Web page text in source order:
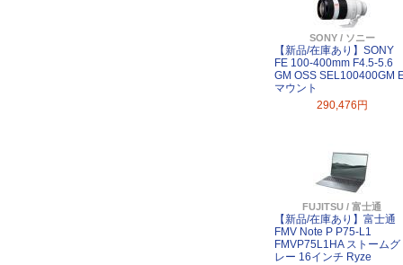
SONY / ソニー
【新品/在庫あり】SONY
FE 100-400mm F4.5-5.6
GM OSS SEL100400GM
マウント
290,476円
FUJITSU / 富士通
【新品/在庫あり】富士通
FMV Note P P75-L1
FMVP75L1HA ストームグ
レー 16インチ Ryze